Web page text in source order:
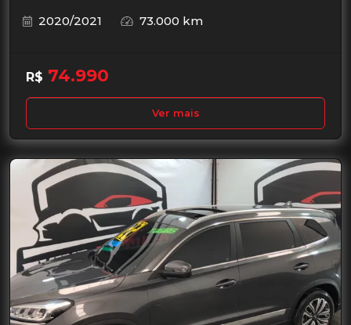
2020/2021
73.000 km
R$ 74.990
Ver mais